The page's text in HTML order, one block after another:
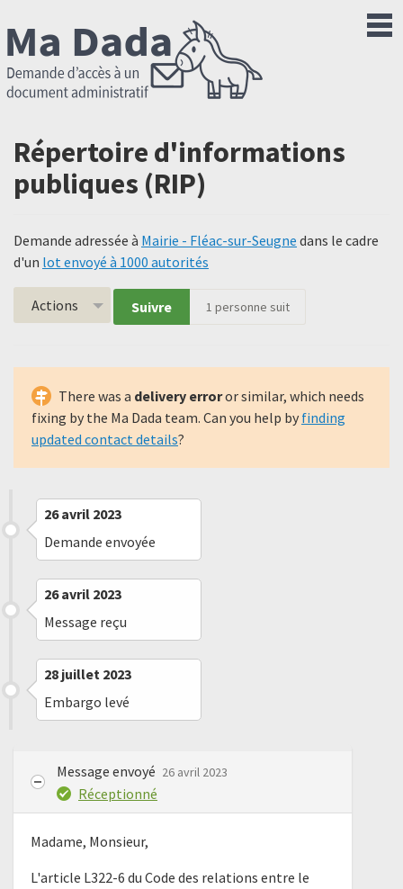
Répertoire d'informations
publiques (RIP)
Demande adressée à Mairie - Fléac-sur-Seugne dans le cadre
d'un lot envoyé à 1000 autorités
Actions Suivre 1 personne suit
There was a delivery erroror similar, which needs
fixing by the Ma Dada team. Can you help by finding
updated contact details?
26 avril 2023
Demande envoyée
26 avril 2023
Message reçu
28 juillet 2023
Embargo levé
Message envoyé 26 avril 2023
Réceptionné
Madame, Monsieur,
L'article L322-6 du Code des relations entre le